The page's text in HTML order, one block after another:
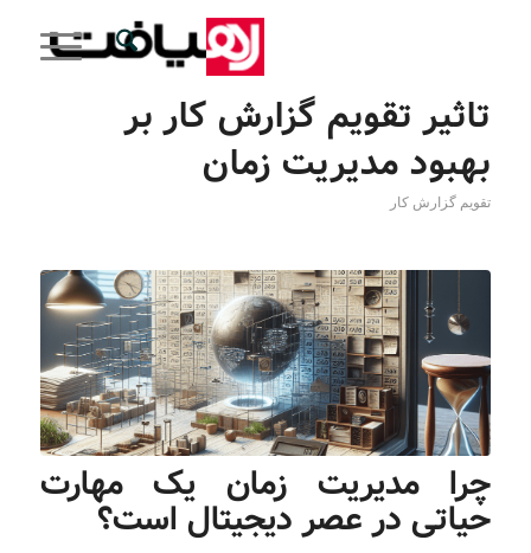
تاثیر تقویم گزارش کار بر
بهبود مدیریت زمان
تقویم گزارش کار
چرا مدیریت زمان یک مهارت
حیاتی در عصر دیجیتال است؟